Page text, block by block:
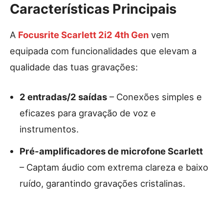
Características Principais
A Focusrite Scarlett 2i2 4th Gen vem
equipada com funcionalidades que elevam a
qualidade das tuas gravações:
2 entradas/2 saídas – Conexões simples e
eficazes para gravação de voz e
instrumentos.
Pré-amplificadores de microfone Scarlett
– Captam áudio com extrema clareza e baixo
ruído, garantindo gravações cristalinas.